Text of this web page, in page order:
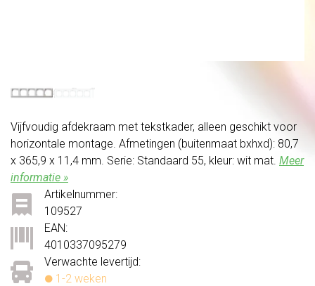
Vijfvoudig afdekraam met tekstkader, alleen geschikt voor
horizontale montage. Afmetingen (buitenmaat bxhxd): 80,7
x 365,9 x 11,4 mm. Serie: Standaard 55, kleur: wit mat. Meer
informatie »
Verwachte levertijd:
1-2 weken
Artikelnummer:
109527
EAN:
4010337095279